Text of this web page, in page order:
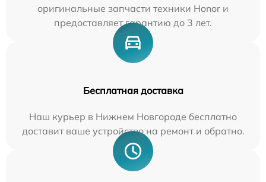
оригинальные запчасти техники Honor и
предоставляет гарантию до 3 лет.
Бесплатная доставка
Наш курьер в Нижнем Новгороде бесплатно
доставит ваше устройство на ремонт и обратно.